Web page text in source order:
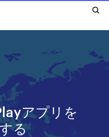
アプリを
る